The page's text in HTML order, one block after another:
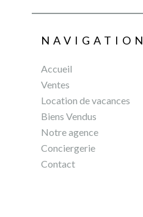
NAVIGATION
Accueil
Ventes
Location de vacances
Biens Vendus
Notre agence
Conciergerie
Contact